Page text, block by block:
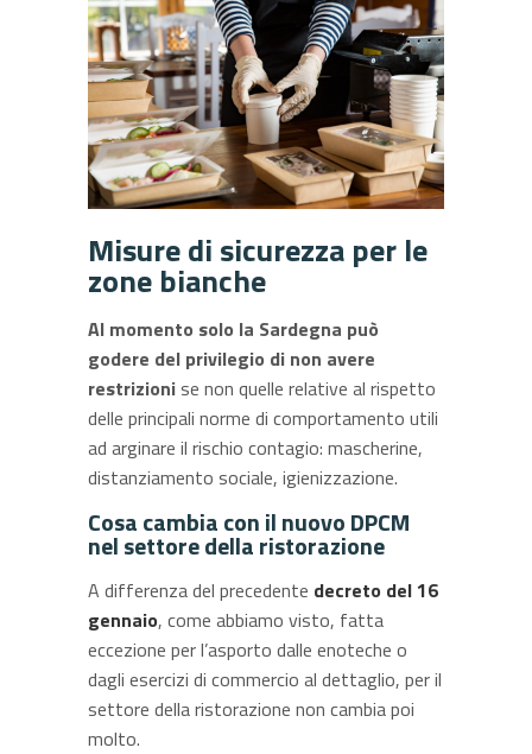
Misure di sicurezza per le
zone bianche
Al momento solo la Sardegna può
godere del privilegio di non avere
restrizionise non quelle relative al rispetto
delle principali norme di comportamento utili
ad arginare il rischio contagio: mascherine,
distanziamento sociale, igienizzazione.
Cosa cambia con il nuovo DPCM
nel settore della ristorazione
A differenza del precedente decreto del 16
gennaio, come abbiamo visto, fatta
eccezione per l’asporto dalle enoteche o
dagli esercizi di commercio al dettaglio, per il
settore della ristorazione non cambia poi
molto.